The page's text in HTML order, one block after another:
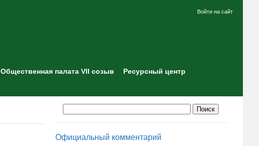
Войти на сайт
Общественная палата VII созыв
Ресурсный центр
Официальный комментарий